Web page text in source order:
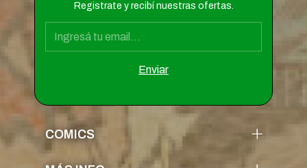
Registrate y recibí nuestras ofertas.
COMICS